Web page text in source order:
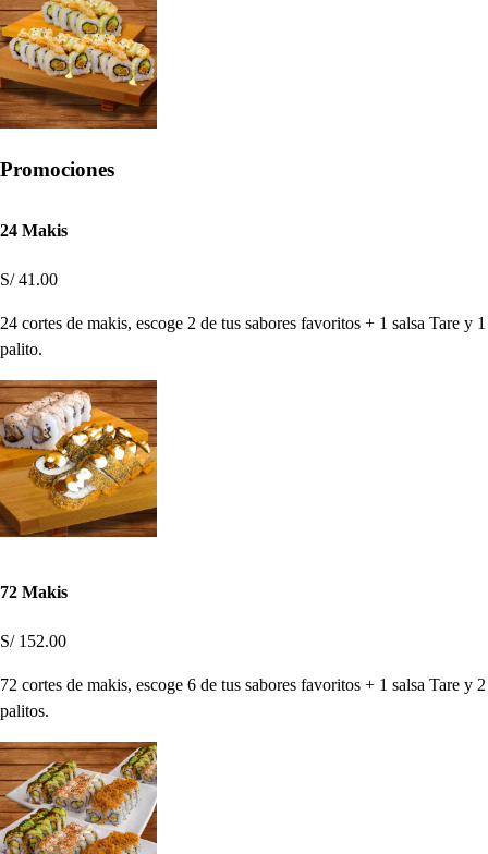
Promociones
24 Makis
S/ 41.00
24 cortes de makis, escoge 2 de tus sabores favoritos + 1 salsa Tare y 1
palito.
72 Makis
S/ 152.00
72 cortes de makis, escoge 6 de tus sabores favoritos + 1 salsa Tare y 2
palitos.